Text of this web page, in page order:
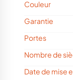
Couleur
Garantie
Portes
Nombre de
Date de mise